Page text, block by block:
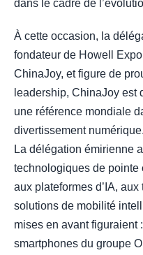
dans le cadre de
À cette occasion, la
fondateur de Howell
ChinaJoy, et figure de
leadership, ChinaJoy est
une référence mondiale
divertissement numérique.
La délégation émirienne
technologiques de pointe
aux plateformes d’IA,
solutions de mobilité
mises en avant figuraient
smartphones du groupe